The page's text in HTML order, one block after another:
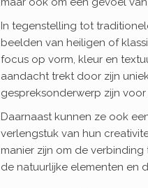
In tegenstelling tot
beelden van heiligen of
focus op vorm, kleur en
aandacht trekt door zijn
gespreksonderwerp zijn
Daarnaast kunnen ze ook
verlengstuk van hun
manier zijn om de
de natuurlijke elementen en